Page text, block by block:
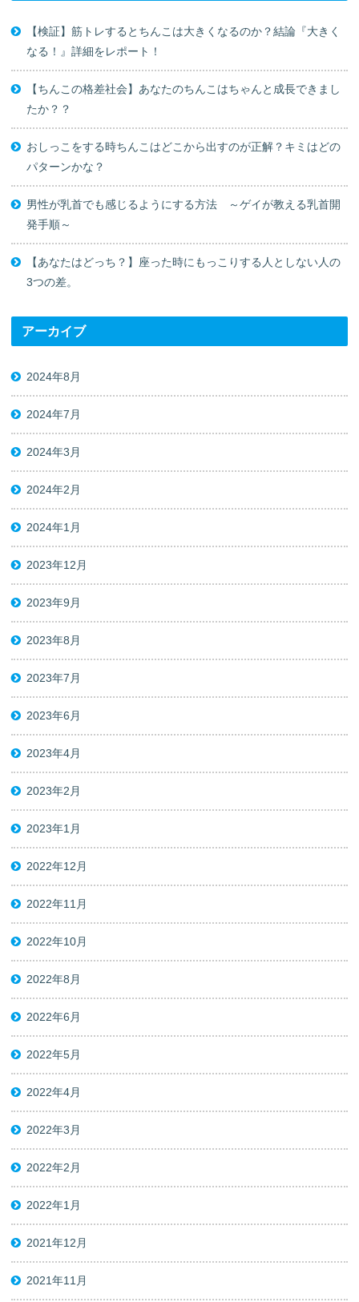
【検証】筋トレするとちんこは大きくなるのか？結論『大きく
なる！』詳細をレポート！
【ちんこの格差社会】あなたのちんこはちゃんと成長できまし
たか？？
おしっこをする時ちんこはどこから出すのが正解？キミはどの
パターンかな？
男性が乳首でも感じるようにする方法 ～ゲイが教える乳首開
発手順～
【あなたはどっち？】座った時にもっこりする人としない人の
3つの差。
アーカイブ
2024年8月
2024年7月
2024年3月
2024年2月
2024年1月
2023年12月
2023年9月
2023年8月
2023年7月
2023年6月
2023年4月
2023年2月
2023年1月
2022年12月
2022年11月
2022年10月
2022年8月
2022年6月
2022年5月
2022年4月
2022年3月
2022年2月
2022年1月
2021年12月
2021年11月